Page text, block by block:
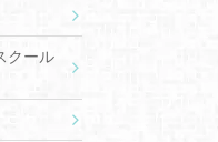
クール